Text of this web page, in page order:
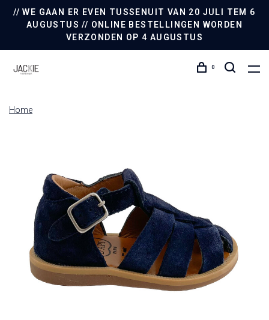
// WE GAAN ER EVEN TUSSENUIT VAN 20 JULI TEM 6
AUGUSTUS // ONLINE BESTELLINGEN WORDEN
VERZONDEN OP 4 AUGUSTUS
0
Home